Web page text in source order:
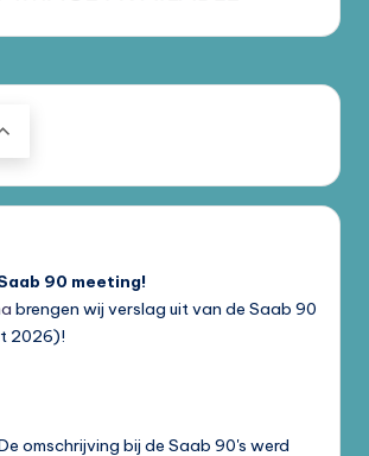
90 meeting!
brengen wij verslag uit van de Saab 90
2026)!
omschrijving bij de Saab 90's werd